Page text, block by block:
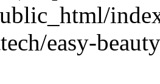
easy-